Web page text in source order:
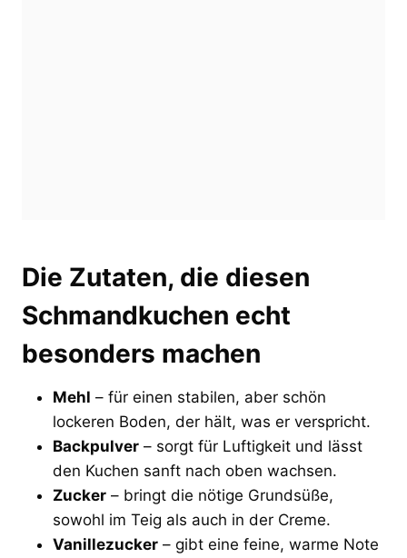
Die Zutaten, die diesen
Schmandkuchen echt
besonders machen
Mehl – für einen stabilen, aber schön
lockeren Boden, der hält, was er verspricht.
Backpulver – sorgt für Luftigkeit und lässt
den Kuchen sanft nach oben wachsen.
Zucker – bringt die nötige Grundsüße,
sowohl im Teig als auch in der Creme.
Vanillezucker – gibt eine feine, warme Note